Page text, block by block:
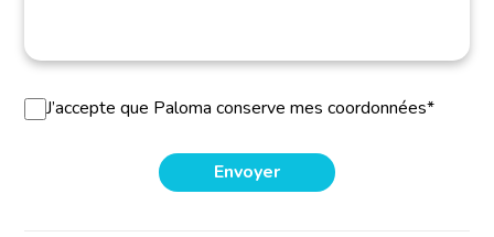
J’accepte que Paloma conserve mes coordonnées*